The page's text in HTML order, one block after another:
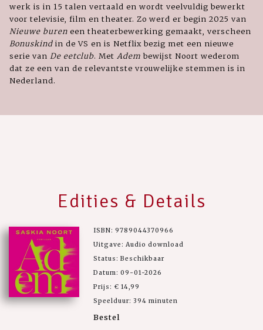
werk is in 15 talen vertaald en wordt veelvuldig bewerkt
voor televisie, film en theater. Zo werd er begin 2025 van
Nieuwe buren een theaterbewerking gemaakt, verscheen
Bonuskind in de VS en is Netflix bezig met een nieuwe
serie van De eetclub. Met Adem bewijst Noort wederom
dat ze een van de relevantste vrouwelijke stemmen is in
Nederland.
Edities & Details
ISBN: 9789044370966
Uitgave: Audio download
Status: Beschikbaar
Datum: 09-01-2026
Prijs: € 14,99
Speelduur: 394 minuten
Bestel